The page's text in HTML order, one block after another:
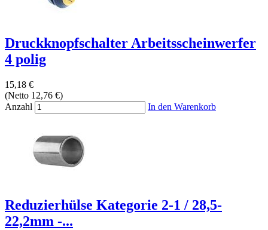
Druckknopfschalter Arbeitsscheinwerfer
4 polig
15,18 €
(Netto 12,76 €)
Anzahl
In den Warenkorb
Reduzierhülse Kategorie 2-1 / 28,5-
22,2mm -...